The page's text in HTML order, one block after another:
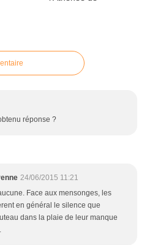
réponse ?
24/06/2015 11:21
Face aux mensonges, les
en général le silence que
dans la plaie de leur manque